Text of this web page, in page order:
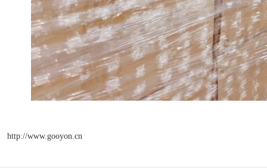
http://www.gooyon.cn